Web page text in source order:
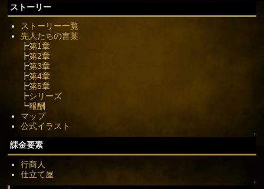
ストーリー
ストーリー一覧
先人たちの言葉
┣第1章
┣第2章
┣第3章
┣第4章
┣第5章
┣シリーズ
┗報酬
マップ
公式イラスト
↑
課金要素
行商人
仕立て屋
↑